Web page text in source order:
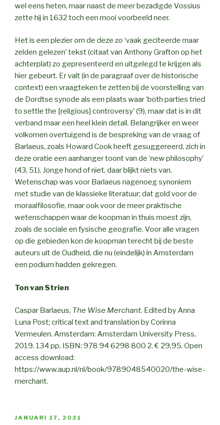
wel eens heten, maar naast de meer bezadigde Vossius
zette hij in 1632 toch een mooi voorbeeld neer.
Het is een plezier om de deze zo ‘vaak geciteerde maar
zelden gelezen’ tekst (citaat van Anthony Grafton op het
achterplat) zo gepresenteerd en uitgelegd te krijgen als
hier gebeurt. Er valt (in de paragraaf over de historische
context) een vraagteken te zetten bij de voorstelling van
de Dordtse synode als een plaats waar ‘both parties tried
to settle the [religious] controversy’ (9), maar dat is in dit
verband maar een heel klein detail. Belangrijker en weer
volkomen overtuigend is de bespreking van de vraag of
Barlaeus, zoals Howard Cook heeft gesuggereerd, zich in
deze oratie een aanhanger toont van de ‘new philosophy’
(43, 51). Jonge hond of niet, daar blijkt niets van.
Wetenschap was voor Barlaeus nagenoeg synoniem
met studie van de klassieke literatuur; dat gold voor de
moraalfilosofie, maar ook voor de meer praktische
wetenschappen waar de koopman in thuis moest zijn,
zoals de sociale en fysische geografie. Voor alle vragen
op die gebieden kon de koopman terecht bij de beste
auteurs uit de Oudheid, die nu (eindelijk) in Amsterdam
een podium hadden gekregen.
Ton van Strien
Caspar Barlaeus, The Wise Merchant. Edited by Anna
Luna Post; critical text and translation by Corinna
Vermeulen. Amsterdam: Amsterdam University Press,
2019. 134 pp. ISBN: 978 94 6298 800 2. € 29,95. Open
access download:
https://www.aup.nl/nl/book/9789048540020/the-wise-
merchant.
POSTED
JANUARI 17, 2021